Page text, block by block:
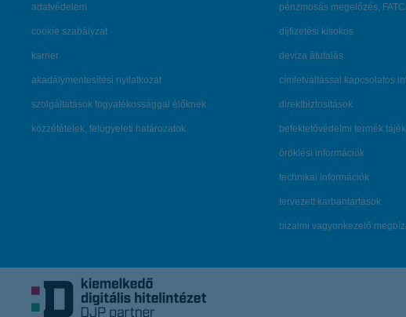
adatvédelem
cookie szabályzat
karrier
akadálymentesítési nyilatkozat
szolgáltatások fogyatékossággal élőknek
közzétételek, felügyeleti határozatok
pénzmosás megelőzés,
díjfizetési kisokos
deviza átutalás
címletváltással kapcsolatos
direktbiztosítások
befektetővédelmi termék
öröklési információk
technikai információk
tervezett karbantartások
bizalmi vagyonkezelő